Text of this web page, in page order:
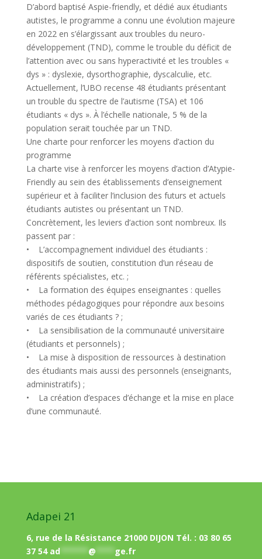
D’abord baptisé Aspie-friendly, et dédié aux étudiants
autistes, le programme a connu une évolution majeure
en 2022 en s’élargissant aux troubles du neuro-
développement (TND), comme le trouble du déficit de
l’attention avec ou sans hyperactivité et les troubles «
dys » : dyslexie, dysorthographie, dyscalculie, etc.
Actuellement, l’UBO recense 48 étudiants présentant
un trouble du spectre de l’autisme (TSA) et 106
étudiants « dys ». À l’échelle nationale, 5 % de la
population serait touchée par un TND.
Une charte pour renforcer les moyens d’action du
programme
La charte vise à renforcer les moyens d’action d’Atypie-
Friendly au sein des établissements d’enseignement
supérieur et à faciliter l’inclusion des futurs et actuels
étudiants autistes ou présentant un TND.
Concrètement, les leviers d’action sont nombreux. Ils
passent par :
• L’accompagnement individuel des étudiants :
dispositifs de soutien, constitution d’un réseau de
référents spécialistes, etc. ;
• La formation des équipes enseignantes : quelles
méthodes pédagogiques pour répondre aux besoins
variés de ces étudiants ? ;
• La sensibilisation de la communauté universitaire
(étudiants et personnels) ;
• La mise à disposition de ressources à destination
des étudiants mais aussi des personnels (enseignants,
administratifs) ;
• La création d’espaces d’échange et la mise en place
d’une communauté.
Adapei 21
6, rue de la Résistance 21000 DIJON Tél. : 03 80 65
37 54 ad****** @ ge.fr